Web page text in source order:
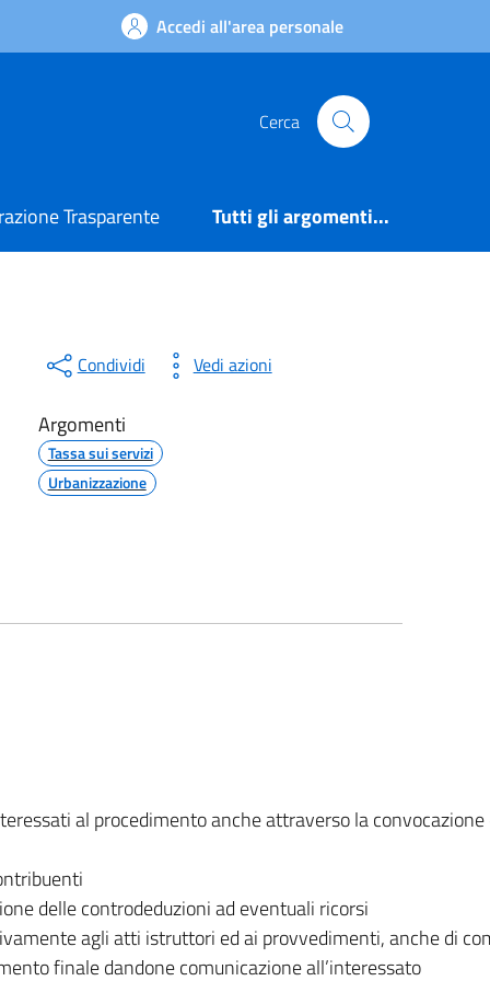
Accedi all'area personale
Cerca
Trasparente Tutti gli argomenti...
Condividi Vedi azioni
Argomenti
Tassa sui servizi
Urbanizzazione
al procedimento anche attraverso la convocazione
delle controdeduzioni ad eventuali ricorsi
agli atti istruttori ed ai provvedimenti, anche di
finale dandone comunicazione all’interessato